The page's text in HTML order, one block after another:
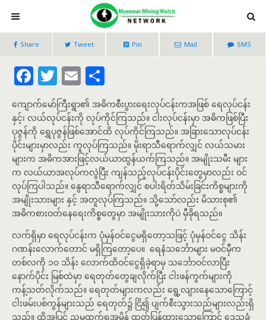
Share Tweet Pin Mail SMS
F
ac
e
b
o
o
k
T
w
itt
er
E
m
ai
l
h
ar
e
ကျောက်မော်ကြီးရွာ၏ အဓိကစီးပွားရေးလုပ်ငန်းကအဖြစ် ရေလုပ်ငန်း
နှင့်၊ လယ်လုပ်ငန်းကို လုပ်ကိုင်ကြသည်။ ငါးလုပ်ငန်းမှာ အဓိကဖြစ်ပြီး
ပုဇွန်ကို ရွှေပုဇွန်ဖြစ်အောင်ထိ လုပ်ကိုင်ကြသည်။ အခြားသောလုပ်ငန်း
ပိုင်းများမှာလည်း ကူလုပ်ကြသည်။ မိုးရာသီရောက်လျှင် လယ်သမား
များက အဓိကအားဖြင့်လယ်ယာထွန်ယက်ကြသည်။ အမျိုးသမီး များ
က လယ်ယာအလုပ်ကလွဲပြီး ကျန်သည့်လုပ်ငန်းပိုင်းတွေမှာလည်း ဝင်
လုပ်ကြပါသည်။ နွေရာသီရောက်လျှင် စပါးရိတ်သိမ်းခြင်းကိစ္စများကို
အမျိုးသားများ နှင့် အတူလုပ်ကြသည်။ သို့သော်လည်း မိသားစု၏
အဓိကစားဝတ်နေရေးကိစ္စတွေမှာ အမျိုးသားကိုပဲ မှီခိုရသည်။
လက်ရှိမှာ ရေလုပ်ငန်းက ပုံမှန်ဝင်ငွေမရှိတော့သဖြင့် ပုံမှန်ဝင်ငွေ သိန်း
ဂဏန်းလောက်တောင် မရှိကြတော့ပေ။ ရေနံသင်္ဘောများ မဝင်မှီက
တစ်လကို ၁၀ သိန်း လောက်ထိဝင်ငွေရှိခဲ့ရာမှ သင်္ဘောဝင်လာပြီး
နောက်ပိုင်း မြစ်ထဲမှာ ရေတုတ်တွေချလိုက်ပြီး ငါးဖန်ကွက်များကို
ကန့်သတ်လိုက်သည်။ ရေတုတ်များကလည်း ရွေ့လျားနေသောကြောင့်
ငါးဖမ်းပစ်ကွန်များသည် ရေတုတ်၌ ငြိ၍ ပျက်စီးသွားသည်များလည်းရှိ
သည်။ ထို့အပြင် ညမထွက်ရအမိန့် ထုတ်ပြန်ထားသောကြောင့် ဒေသခံ